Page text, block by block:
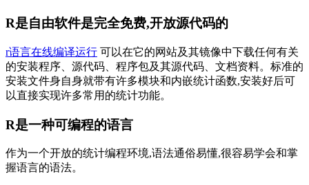
R是自由软件是完全免费,开放源代码的
r语言在线编译运行 可以在它的网站及其镜像中下载任何有关
的安装程序、源代码、程序包及其源代码、文档资料。标准的
安装文件身自身就带有许多模块和内嵌统计函数,安装好后可
以直接实现许多常用的统计功能。
R是一种可编程的语言
作为一个开放的统计编程环境,语法通俗易懂,很容易学会和掌
握语言的语法。